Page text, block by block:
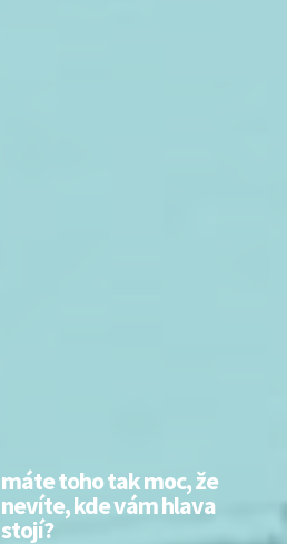
máte toho tak moc, že
nevíte, kde vám hlava
stojí?